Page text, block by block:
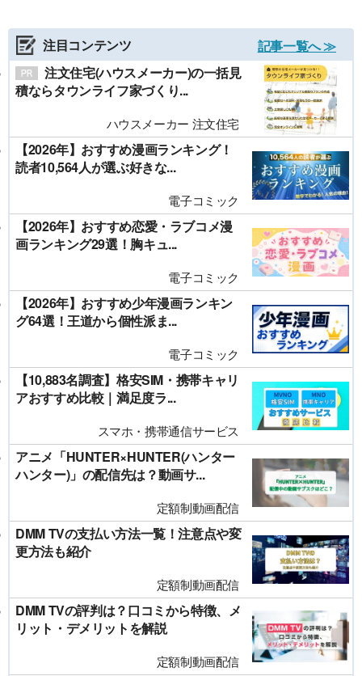
注目コンテンツ
記事一覧へ ≫
注文住宅(ハウスメーカー)の一括見
積ならタウンライフ家づくり...
ハウスメーカー 注文住宅
【2026年】おすすめ漫画ランキング！
読者10,564人が選ぶ好きな...
電子コミック
【2026年】おすすめ恋愛・ラブコメ漫
画ランキング29選！胸キュ...
電子コミック
【2026年】おすすめ少年漫画ランキン
グ64選！王道から個性派ま...
電子コミック
【10,883名調査】格安SIM・携帯キャリ
アおすすめ比較｜満足度ラ...
スマホ・携帯通信サービス
アニメ「HUNTER×HUNTER(ハンター
ハンター)」の配信先は？動画サ...
定額制動画配信
DMM TVの支払い方法一覧！注意点や変
更方法も紹介
定額制動画配信
DMM TVの評判は？口コミから特徴、メ
リット・デメリットを解説
定額制動画配信